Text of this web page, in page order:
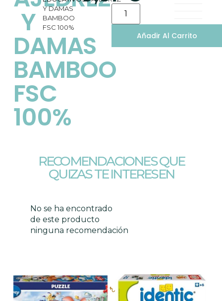
Y
DAMAS
BAMBOO
FSC
100%
Y DAMAS
BAMBOO
FSC 100%
Añadir Al Carrito
RECOMENDACIONES QUE
QUIZAS TE INTERESEN
No se ha encontrado
de este producto
ninguna recomendación
Productos relacionados